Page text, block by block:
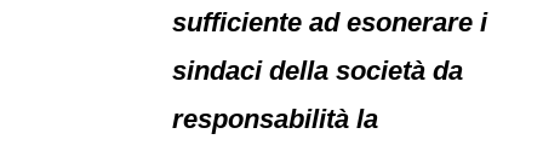
sufficiente ad esonerare i
sindaci della società da
responsabilità la